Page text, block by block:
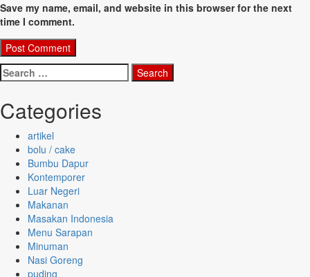
Save my name, email, and website in this browser for the next
time I comment.
Search
for:
Categories
artikel
bolu / cake
Bumbu Dapur
Kontemporer
Luar Negeri
Makanan
Masakan Indonesia
Menu Sarapan
Minuman
Nasi Goreng
puding